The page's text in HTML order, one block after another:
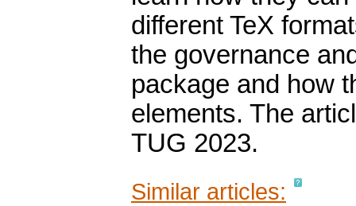
different TeX
the governance
package and how
elements. The
TUG 2023.
Similar articles: